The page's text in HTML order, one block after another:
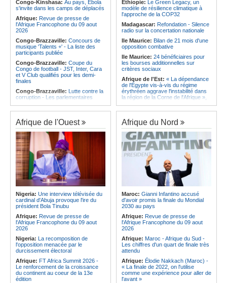
Afrique:Le Maroc et l'Afrique du
Sud se retrouvent quatre ans après
la finale
Afrique:
Côte d'Ivoire - Algérie, un
Angola:Le MAT organise la
troisième édition de la Semaine du
développement local à Namibe
Congo-Kinshasa: Au pays, Ebola
s'invite dans les camps de déplacés
Afrique: Revue de presse de
l'Afrique Francophone du 09 aout
2026
Congo-Brazzaville: Concours de
musique 'Talents +' - La liste des
participants publiée
Congo-Brazzaville: Coupe du
Congo de football - JST, Inter, Cara
et V Club qualifiés pour les demi-
finales
Congo-Brazzaville: Lutte contre la
corruption - Les parlementaires
Congo-Brazzaville:Santé publique
- Ollombo réceptionne son hôpital de
référence
Congo-Brazzaville:
Lutte contre
les épidémies - Les employés de la
maison de retraite Kambissi en
formation
Congo-Brazzaville:Distinction -
Darrel Ornelle Elion Assiana promue
maître-assistant Cames
Afrique:Naomi Eto (Cameroun) - «
Face au Nigeria, nous donnerons
tout sur le terrain. »
Cameroun:Ngoh Ngoh, l'homme
qui signe à la place de Biya
Ethiopie: Le Green Legacy, un
modèle de résilience climatique à
l'approche de la COP32
Madagascar: Refondation - Silence
radio sur la concertation nationale
Ile Maurice: Bilan de 21 mois d'une
opposition combative
Ile Maurice: 24 bénéficiaires pour
les bourses additionnelles sur
critères sociaux
Afrique de l'Est: « La dépendance
de l'Égypte vis-à-vis du régime
érythréen aggrave l'instabilité dans
la région de la Corne de l'Afrique »,
Ethiopie:Le peuple oromo s'est
historiquement opposé à des
systèmes administratifs défaillants
Ethiopie: « Le renforcement des
capacités de l'armée de l'air
éthiopienne consolide la dissuasion
nationale », déclare le commandant
en second
Afrique de l'Est:« Les dirigeants
érythréens font obstacle à la stabilité
et au développement de la région »,
selon un professeur de l'université
d'Uppsala
Ile Maurice:Dharam Gokhool -
«Kan mo vinn prezidan mo pa okip
mo sekirite»
Ile Maurice:
Chetan Baboolall - Le
de Port-Louis
Afrique de l'Ouest
Nigeria: Une interview télévisée du
cardinal d'Abuja provoque l'ire du
président Bola Tinubu
Afrique: Revue de presse de
l'Afrique Francophone du 09 aout
2026
Nigeria: La recomposition de
l'opposition menacée par le
durcissement électoral
Afrique: FT Africa Summit 2026 -
Le renforcement de la croissance
du continent au coeur de la 13e
édition
Afrique du Nord
Maroc: Gianni Infantino accusé
d'avoir promis la finale du Mondial
2030 au pays
Afrique: Revue de presse de
l'Afrique Francophone du 09 aout
2026
Afrique: Maroc - Afrique du Sud -
Les chiffres d'un quart de finale très
attendu
Afrique: Élodie Nakkach (Maroc) -
« La finale de 2022, on l'utilise
comme une expérience pour aller de
l'avant »